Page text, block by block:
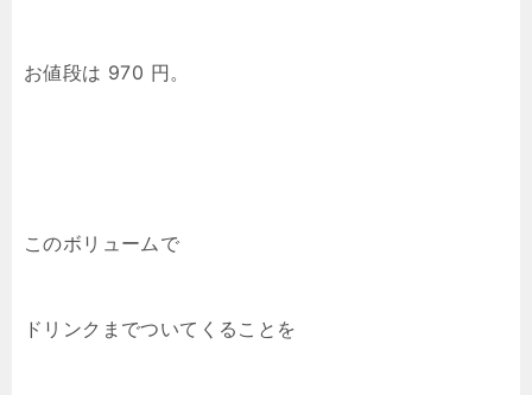
お値段は 970 円。
このボリュームで
ドリンクまでついてくることを